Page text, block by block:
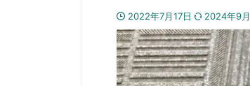
2022年7月17日 2024年9